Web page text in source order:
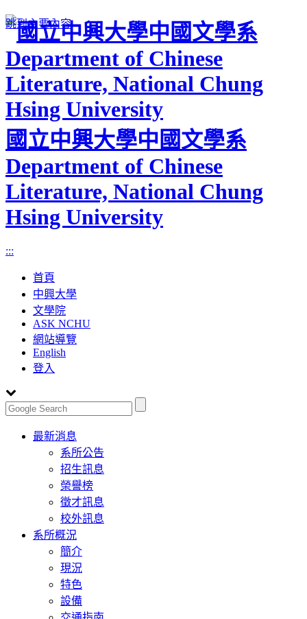
跳到主要內容
國立中興大學中國文學系
Department of Chinese
Literature, National Chung
Hsing University
:::
首頁
中興大學
文學院
ASK NCHU
網站導覽
English
登入
Toggle
navigation
最新消息
系所公告
招生訊息
榮譽榜
徵才訊息
校外訊息
系所概況
簡介
現況
特色
設備